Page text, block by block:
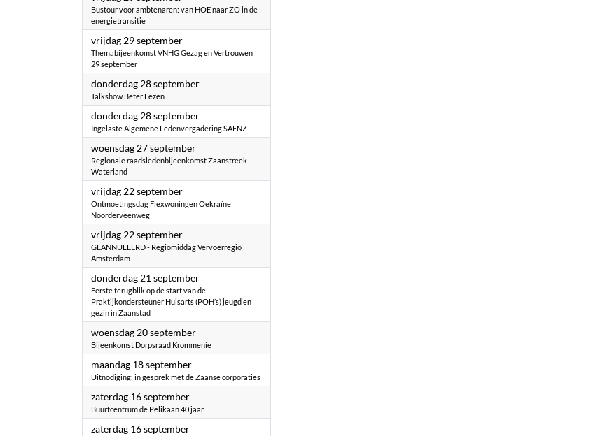
Bustour voor ambtenaren: van HOE naar ZO in de
energietransitie
vrijdag 29 september2023
Themabijeenkomst VNHG Gezag en Vertrouwen
29 september
donderdag 28 september2023
Talkshow Beter Lezen
donderdag 28 september2023
Ingelaste Algemene Ledenvergadering SAENZ
woensdag 27 september2023
Regionale raadsledenbijeenkomst Zaanstreek-
Waterland
vrijdag 22 september2023
Ontmoetingsdag Flexwoningen Oekraïne
Noorderveenweg
vrijdag 22 september2023
GEANNULEERD - Regiomiddag Vervoerregio
Amsterdam
donderdag 21 september2023
Eerste terugblik op de start van de
Praktijkondersteuner Huisarts (POH’s) jeugd en
gezin in Zaanstad
woensdag 20 september2023
Bijeenkomst Dorpsraad Krommenie
maandag 18 september2023
Uitnodiging: in gesprek met de Zaanse corporaties
zaterdag 16 september2023
Buurtcentrum de Pelikaan 40 jaar
zaterdag 16 september2023